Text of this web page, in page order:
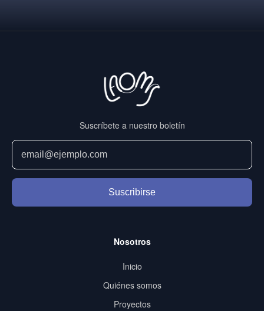
Suscríbete a nuestro boletín
Suscribirse
Nosotros
Inicio
Quiénes somos
Proyectos